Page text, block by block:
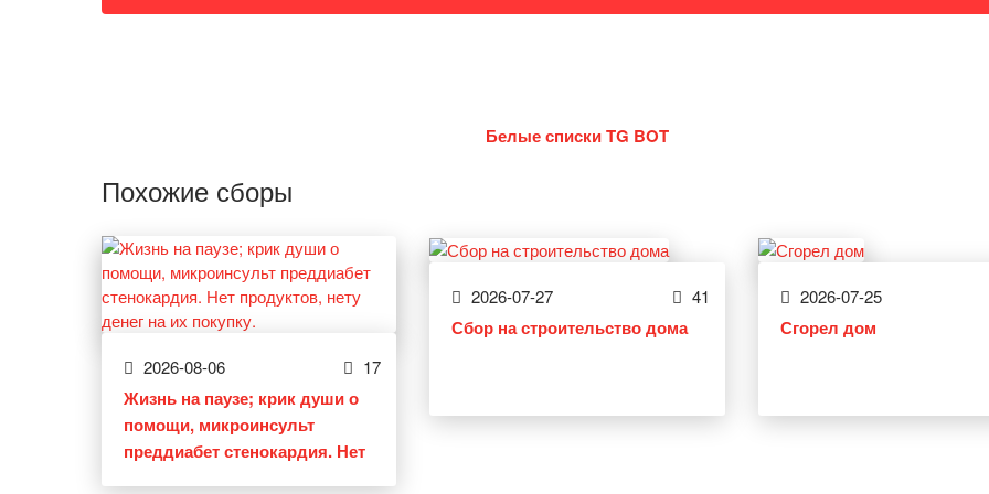
Белые списки TG BOT
Похожие сборы
2026-08-06 17
Жизнь на паузе; крик души о
помощи, микроинсульт
преддиабет стенокардия. Нет
2026-07-27 41
Сбор на строительство дома
2026-07-25
Сгорел дом